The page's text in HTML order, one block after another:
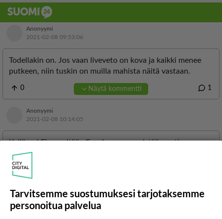
LUETUIMMAT
Tarvitsemme suostumuksesi tarjotaksemme
personoitua palvelua